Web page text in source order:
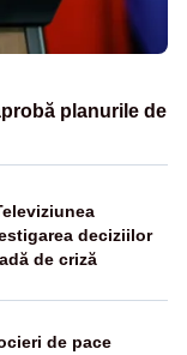
planurile de
deciziilor
de criză
de pace